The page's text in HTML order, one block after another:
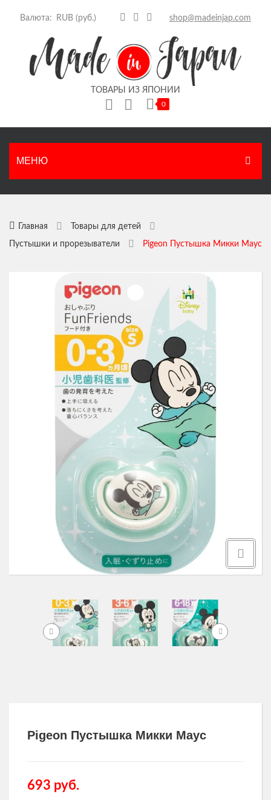
Валюта: shop@madeinjap.com
ТОВАРЫ ИЗ ЯПОНИИ
0
МЕНЮ
ГЛАВНАЯ
КАТАЛОГ
Японские продукты
Здоровье и витамины
Товары для здоровья
Товары для детей
Уход за волосами
Уход за полостью рта
Уход за телом
Уход за лицом
Защита от насекомых
Товары для дома
Другие товары
Товары для мужчин
КАК ОФОРМИТЬ ЗАКАЗ
ОБРАТНАЯ СВЯЗЬ
Главная Товары для детей
Пустышки и прорезыватели Pigeon Пустышка Микки Маус
Pigeon Пустышка Микки Маус
693 руб.